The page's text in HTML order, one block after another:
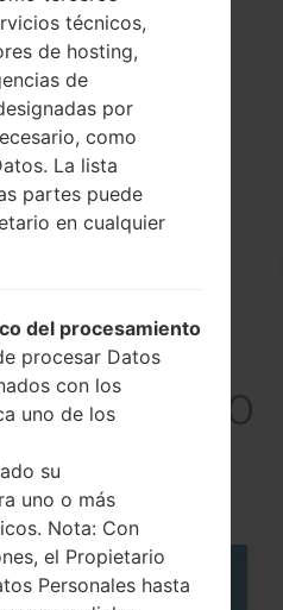
-
-
No
-
No
-
técnicos,
de hosting,
de
por
como
La lista
partes puede
en cualquier
del procesamiento
procesar Datos
con los
uno de los
su
uno o más
Nota: Con
el Propietario
Personales hasta